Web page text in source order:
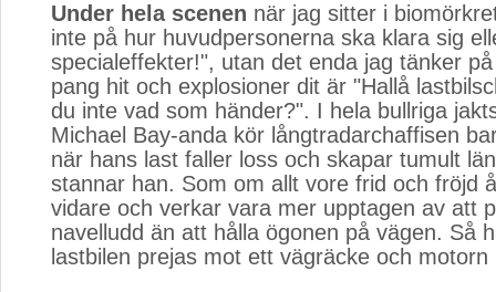
Under hela scenen när jag sitter i
inte på hur huvudpersonerna ska klara sig
specialeffekter!", utan det enda jag tänker
pang hit och explosioner dit är "Hallå
du inte vad som händer?". I hela bullriga
Michael Bay-anda kör långtradarchaffisen
när hans last faller loss och skapar tumult
stannar han. Som om allt vore frid och fröjd
vidare och verkar vara mer upptagen av att
navelludd än att hålla ögonen på vägen. Så
lastbilen prejas mot ett vägräcke och